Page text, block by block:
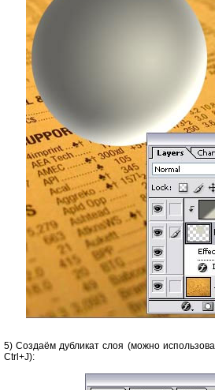
5) Создаём дубликат слоя (можно
Ctrl+J):